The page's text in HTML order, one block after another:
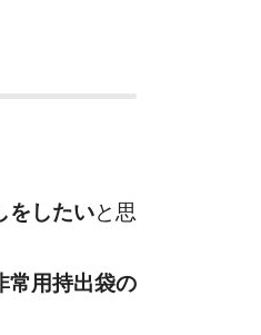
をしたいと思
常用持出袋の